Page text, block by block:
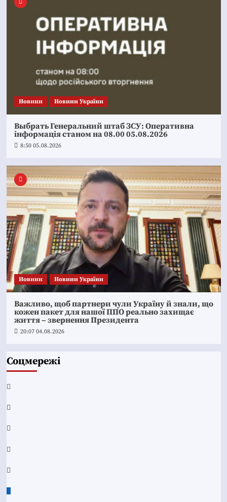
Новини Новини України
Выбрать Генеральний штаб ЗСУ: Оперативна
інформація станом на 08.00 05.08.2026
8:50 05.08.2026
Новини Новини України
Важливо, щоб партнери чули Україну й знали, що
кожен пакет для нашої ППО реально захищає
життя – звернення Президента
20:07 04.08.2026
Соцмережі
Facebook
YouTube
Telegram
Instagram
Twitter
Google